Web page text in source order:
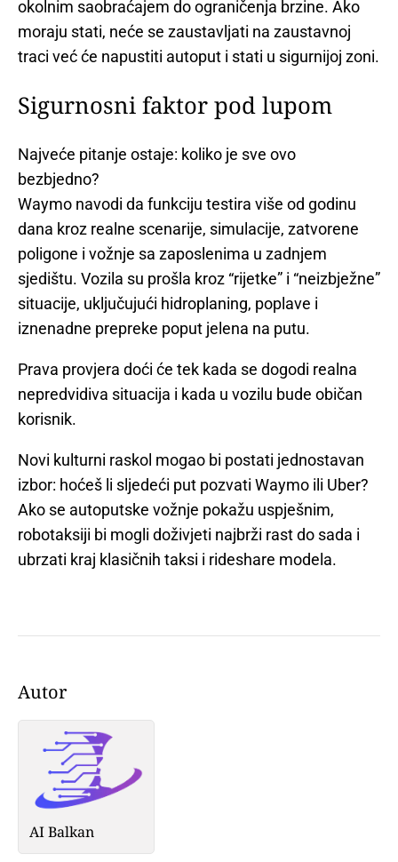
okolnim saobraćajem do ograničenja brzine. Ako
moraju stati, neće se zaustavljati na zaustavnoj
traci već će napustiti autoput i stati u sigurnijoj zoni.
Sigurnosni faktor pod lupom
Najveće pitanje ostaje: koliko je sve ovo
bezbjedno?
Waymo navodi da funkciju testira više od godinu
dana kroz realne scenarije, simulacije, zatvorene
poligone i vožnje sa zaposlenima u zadnjem
sjedištu. Vozila su prošla kroz “rijetke” i “neizbježne”
situacije, uključujući hidroplaning, poplave i
iznenadne prepreke poput jelena na putu.
Prava provjera doći će tek kada se dogodi realna
nepredvidiva situacija i kada u vozilu bude običan
korisnik.
Novi kulturni raskol mogao bi postati jednostavan
izbor: hoćeš li sljedeći put pozvati Waymo ili Uber?
Ako se autoputske vožnje pokažu uspješnim,
robotaksiji bi mogli doživjeti najbrži rast do sada i
ubrzati kraj klasičnih taksi i rideshare modela.
Autor
AI Balkan